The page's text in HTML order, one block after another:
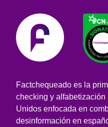
Factchequeado es la
checking y
Unidos enfocada en
desinformación en